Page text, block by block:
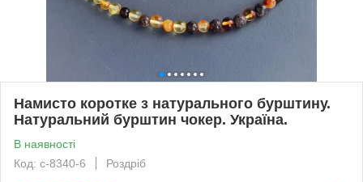
Намисто коротке з натурального бурштину.
Натуральний бурштин чокер. Україна.
В наявності
Код: с-8340-6
Роздріб